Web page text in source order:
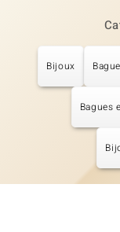
Bijoux
Bagues